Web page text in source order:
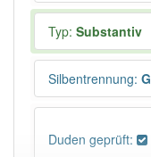
Typ: Substantiv
Silbentrennung:
Duden geprüft: